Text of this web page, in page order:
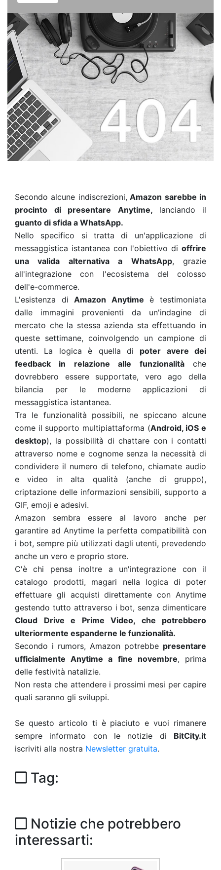
Secondo alcune indiscrezioni, Amazon sarebbe in
procinto di presentare Anytime, lanciando
il
guanto di sfida a WhatsApp.
Nello specifico si tratta di un'applicazione di
messaggistica istantanea con l'obiettivo di offrire
una valida alternativa a WhatsApp, grazie
all'integrazione con l'ecosistema del colosso
dell'e-commerce.
L'esistenza diAmazon Anytime è testimoniata
dalle immagini provenienti da un'indagine di
mercato che la stessa azienda sta effettuando in
queste settimane, coinvolgendo un campione di
utenti. La logica è quella di poter avere dei
feedback in relazione alle funzionalitàche
dovrebbero essere supportate, vero ago della
bilancia per le moderne applicazioni di
messaggistica istantanea.
Tra le funzionalità possibili, ne spiccano alcune
come il supporto multipiattaforma (Android, iOS e
desktop), la possibilità di chattare con i contatti
attraverso nome e cognome senza la necessità di
condividere il numero di telefono, chiamate audio
e video in alta qualità (anche di gruppo),
criptazione delle informazioni sensibili, supporto a
GIF, emoji e adesivi.
Amazon sembra essere al lavoro anche per
garantire ad Anytime la perfetta compatibilità con
i bot, sempre più utilizzati dagli utenti, prevedendo
anche un vero e proprio store.
C'è chi pensa inoltre a un'integrazione con il
catalogo prodotti, magari nella logica di poter
effettuare gli acquisti direttamente con Anytime
gestendo tutto attraverso i bot, senza dimenticare
Cloud Drive e Prime Video, che potrebbero
ulteriormente espanderne le funzionalità.
Secondo i rumors, Amazon potrebbe presentare
ufficialmente Anytime a fine novembre, prima
delle festività natalizie.
Non resta che attendere i prossimi mesi per capire
quali saranno gli sviluppi.
Se questo articolo ti è piaciuto e vuoi rimanere
sempre informato con le notizie di BitCity.it
iscriviti alla nostra Newsletter gratuita.
Tag:
Notizie che potrebbero
interessarti: